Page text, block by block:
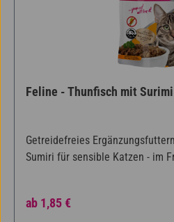
Feline - Thunfisch mit
Getreidefreies
Sumiri für sensible Katzen - im
Regulärer Preis:
ab 1,85 €